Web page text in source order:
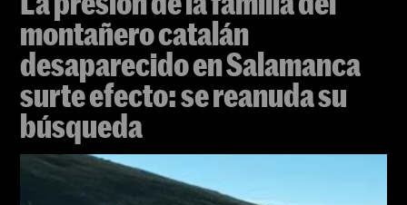
montañero catalán
desaparecido en Salamanca
surte efecto: se reanuda su
búsqueda